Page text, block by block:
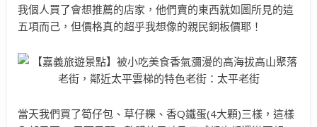
我個人買了會想推薦的店家，他們賣的東西就如圖所見的這
五項而己，但價格真的超乎我想像的親民銅板價耶！
當天我們買了筍仔包、草仔粿、香Q鐵蛋(4大顆)三樣，這樣